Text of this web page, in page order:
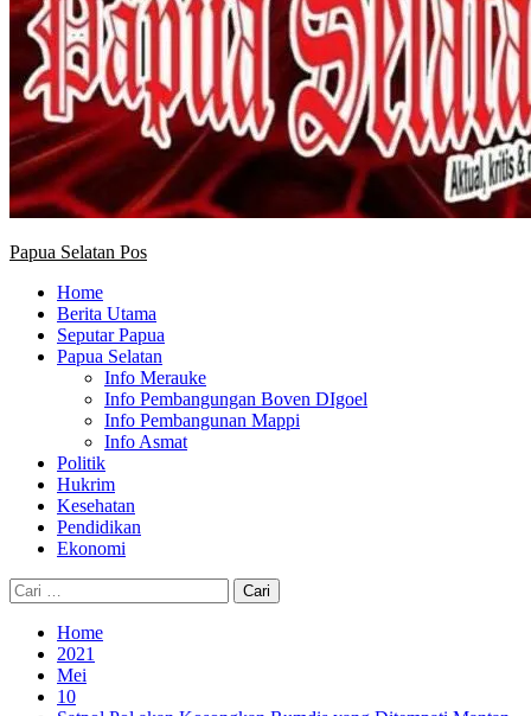
Papua Selatan Pos
Home
Berita Utama
Seputar Papua
Papua Selatan
Info Merauke
Info Pembangungan Boven DIgoel
Info Pembangunan Mappi
Info Asmat
Politik
Hukrim
Kesehatan
Pendidikan
Ekonomi
Cari
untuk:
Home
2021
Mei
10